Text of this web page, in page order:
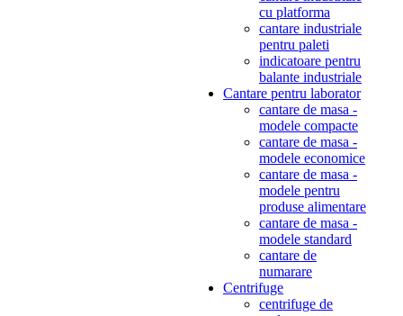
cu platforma
cantare industriale
pentru paleti
indicatoare pentru
balante industriale
Cantare pentru laborator
cantare de masa -
modele compacte
cantare de masa -
modele economice
cantare de masa -
modele pentru
produse alimentare
cantare de masa -
modele standard
cantare de
numarare
Centrifuge
centrifuge de